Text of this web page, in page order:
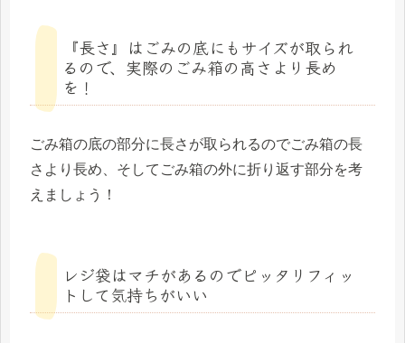
『長さ』はごみの底にもサイズが取られ
るので、実際のごみ箱の高さより長め
を！
ごみ箱の底の部分に長さが取られるのでごみ箱の長
さより長め、そしてごみ箱の外に折り返す部分を考
えましょう！
レジ袋はマチがあるのでピッタリフィッ
トして気持ちがいい